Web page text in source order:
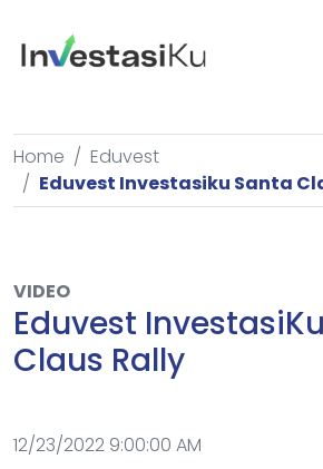
Home
Eduvest
Eduvest Investasiku Santa
VIDEO
Eduvest
Claus Rally
12/23/2022 9:00:00 AM